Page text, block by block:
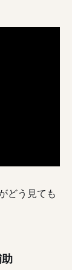
どう見ても